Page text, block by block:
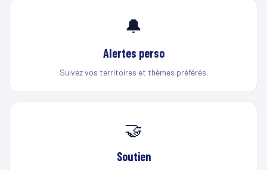
🔔
Alertes perso
Suivez vos territoires et thèmes préférés.
🤝
Soutien